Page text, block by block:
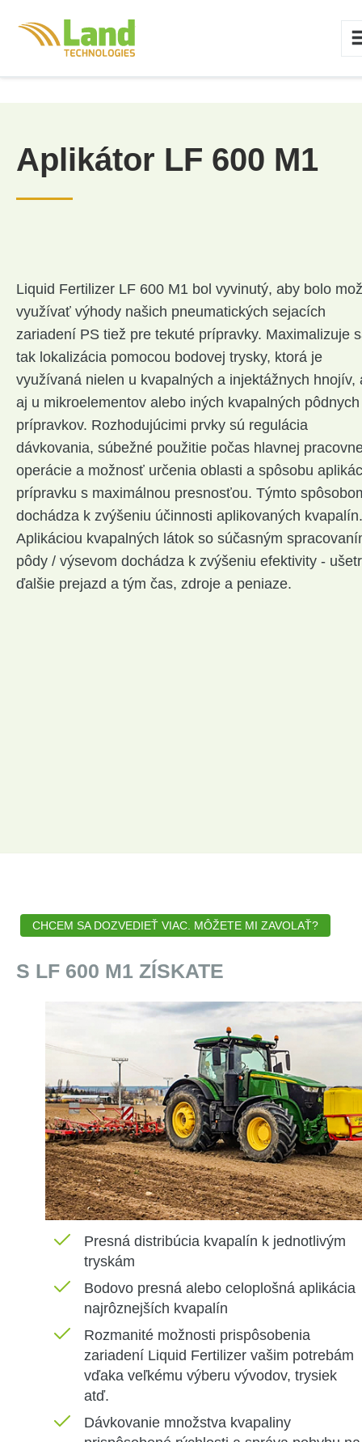
Aplikátor LF 600 M1
Liquid Fertilizer LF 600 M1 bol vyvinutý, aby bolo
využívať výhody našich pneumatických sejacích
zariadení PS tiež pre tekuté prípravky. Maximalizuje
tak lokalizácia pomocou bodovej trysky, ktorá je
využívaná nielen u kvapalných a injektážnych hnojív,
aj u mikroelementov alebo iných kvapalných pôdnych
prípravkov. Rozhodujúcimi prvky sú regulácia
dávkovania, súbežné použitie počas hlavnej
operácie a možnosť určenia oblasti a spôsobu
prípravku s maximálnou presnosťou. Týmto
dochádza k zvýšeniu účinnosti aplikovaných kvapalín.
Aplikáciou kvapalných látok so súčasným
pôdy / výsevom dochádza k zvýšeniu efektivity -
ďalšie prejazd a tým čas, zdroje a peniaze.
CHCEM SA DOZVEDIEŤ VIAC. MÔŽETE MI ZAVOLAŤ?
S LF 600 M1 ZÍSKATE
Presná distribúcia kvapalín k jednotlivým
tryskám
Bodovo presná alebo celoplošná aplikácia
najrôznejších kvapalín
Rozmanité možnosti prispôsobenia
zariadení Liquid Fertilizer vašim potrebám
vďaka veľkému výberu vývodov, trysiek
atď.
Dávkovanie množstva kvapaliny